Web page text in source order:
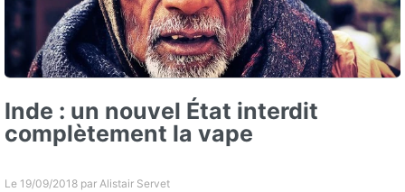
Inde : un nouvel État interdit
complètement la vape
Le 19/09/2018 par Alistair Servet